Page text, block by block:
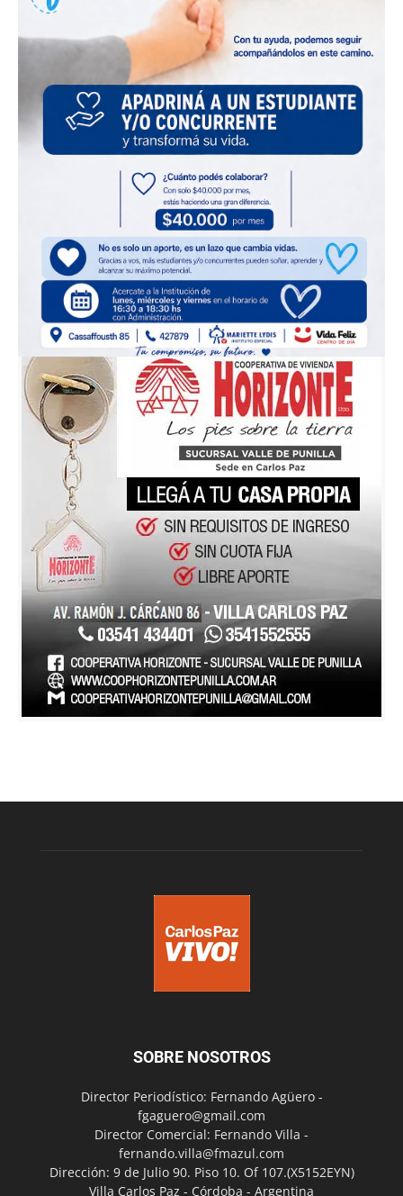
SOBRE NOSOTROS
Director Periodístico: Fernando Agüero -
fgaguero@gmail.com
Director Comercial: Fernando Villa -
fernando.villa@fmazul.com
Dirección: 9 de Julio 90. Piso 10. Of 107.(X5152EYN)
Villa Carlos Paz - Córdoba - Argentina